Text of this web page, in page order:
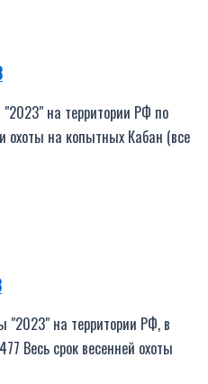
на территории РФ по
охоты на копытных Кабан (все
"2023" на территории РФ, в
Весь срок весенней охоты